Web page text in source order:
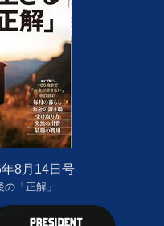
8月14日号
「正解」